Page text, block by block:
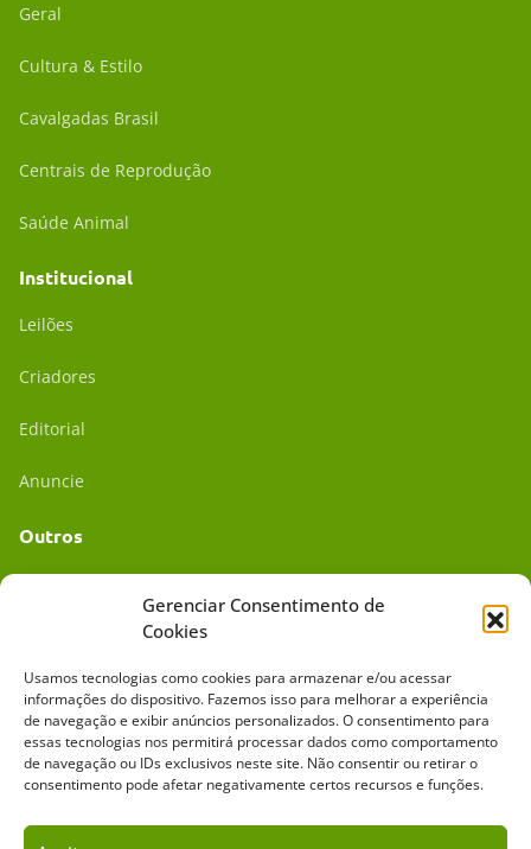
Gerenciar Consentimento de
Cookies
Usamos tecnologias como cookies para armazenar e/ou acessar
informações do dispositivo. Fazemos isso para melhorar a experiência
de navegação e exibir anúncios personalizados. O consentimento para
essas tecnologias nos permitirá processar dados como comportamento
de navegação ou IDs exclusivos neste site. Não consentir ou retirar o
consentimento pode afetar negativamente certos recursos e funções.
Geral
Cultura & Estilo
Cavalgadas Brasil
Centrais de Reprodução
Saúde Animal
Institucional
Leilões
Criadores
Editorial
Anuncie
Outros
Mídia Kit